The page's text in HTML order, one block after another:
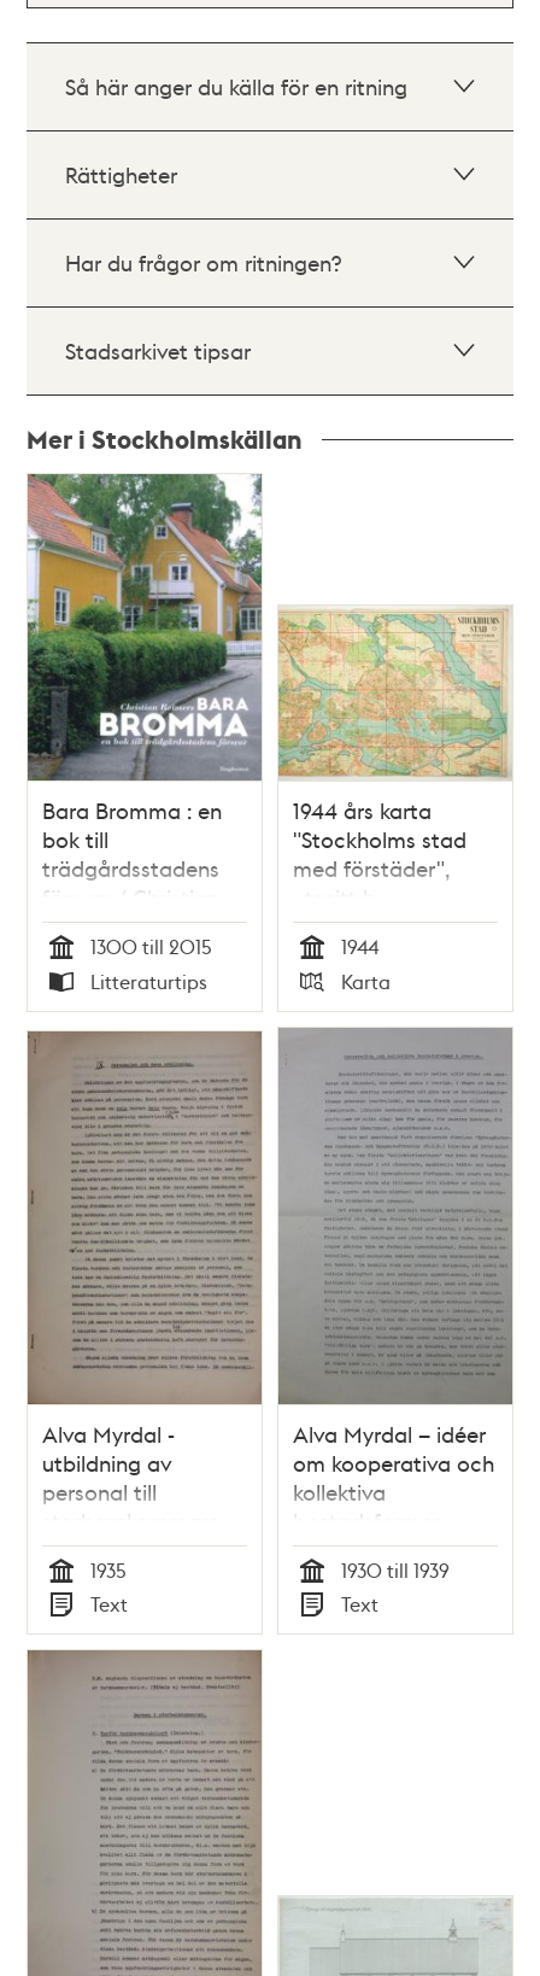
Så här anger du källa för en ritning
Rättigheter
Har du frågor om ritningen?
Stadsarkivet tipsar
Mer i Stockholmskällan
Relaterade
poster
och
teman
Bara Bromma : en
bok till
trädgårdsstadens
försvar / Christian
Reimers
Tid
1300 till 2015
Typ
Litteraturtips
1944 års karta
"Stockholms stad
med förstäder",
utsnitt b
Tid
1944
Typ
Karta
Alva Myrdal -
utbildning av
personal till
storbarnkammare
1935
Tid
1935
Typ
Text
Alva Myrdal – idéer
om kooperativa och
kollektiva
bostadsformer
Tid
1930 till 1939
Typ
Text